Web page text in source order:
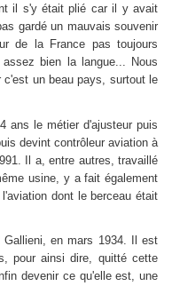
il s'y était plié car il y avait
gardé un mauvais souvenir
de la France pas toujours
bien la langue... Nous
un beau pays, surtout le
ans le métier d'ajusteur puis
devint contrôleur aviation à
Il a, entre autres, travaillé
usine, y a fait également
dont le berceau était
en mars 1934. Il est
pour ainsi dire, quitté cette
devenir ce qu'elle est, une